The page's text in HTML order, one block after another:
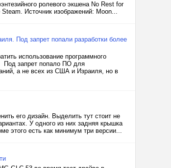
ролевого экшена No Rest for
Источник изображений: Moon...
Под запрет попали разработки более
использование программного
Под запрет попало ПО для
а не всех из США и Израиля, но в
его дизайн. Выделить тут стоит не
У одного из них задняя крышка
этого есть как минимум три версии...